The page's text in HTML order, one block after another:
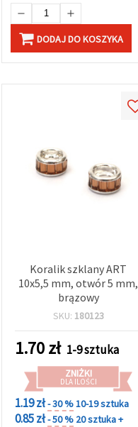
DODAJ DO KOSZYKA
Koralik szklany ART
10x5,5 mm, otwór 5 mm,
brązowy
SKU: 180123
1.70zł 1-9 sztuka
ZNIŻKI
DLA ILOŚCI
1.19 zł- 30 %10-19 sztuka
0.85 zł- 50 % 20 sztuka +